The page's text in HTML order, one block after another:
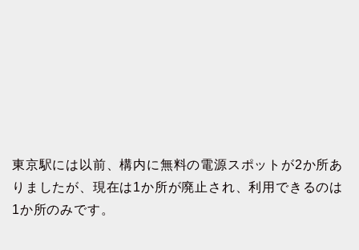
東京駅には以前、構内に無料の電源スポットが2か所あ
りましたが、現在は1か所が廃止され、利用できるのは
1か所のみです。